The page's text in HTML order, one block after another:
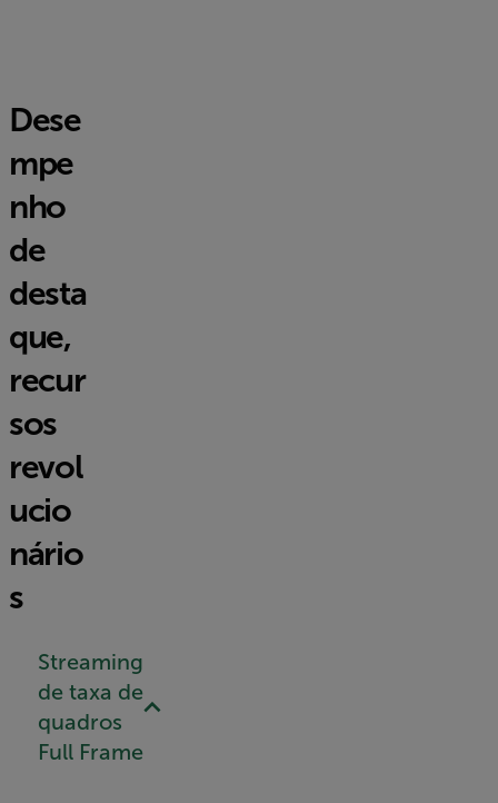
Dese
mpe
nho
de
desta
que,
recur
sos
revol
ucio
nário
s
Streaming
de taxa de
quadros
Full Frame